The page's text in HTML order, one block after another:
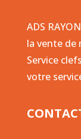
ADS
la vente de
Service
votre